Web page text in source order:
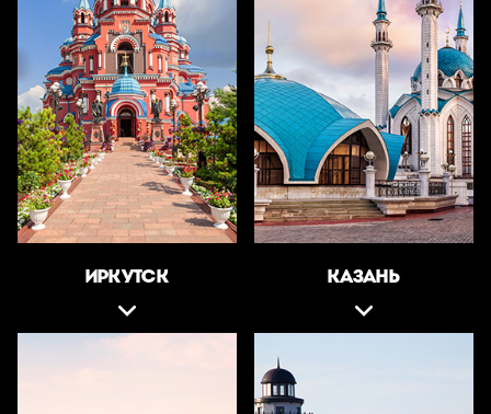
ИРКУТСК КАЗАНЬ